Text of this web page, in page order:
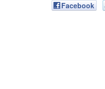
Facebook